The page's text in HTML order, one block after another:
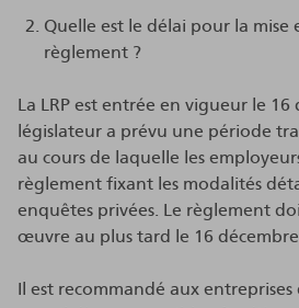
Quelle est le délai pour la
règlement ?
La LRP est entrée en vigueur le 16
législateur a prévu une période
au cours de laquelle les
règlement fixant les modalités
enquêtes privées. Le règlement
œuvre au plus tard le 16 décembre
Il est recommandé aux entreprises